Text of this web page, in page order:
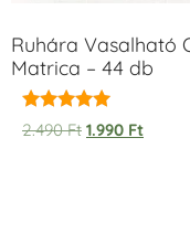
Ruhára Vasalható
Matrica – 44 db
Értékelés:
5.00
2.490Ft 1.990 Ft